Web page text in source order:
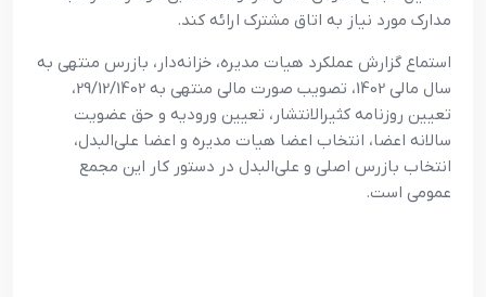
مدارک مورد نیاز به اتاق مشترک ارائه کند.
استماع گزارش عملکرد هیات مدیره، خزانه‌دار، بازرس منتهی به
سال مالی 1402، تصویب صورت مالی منتهی به 29/12/1402،
تعیین روزنامه کثیرالانتشار، تعیین ورودیه و حق عضویت
سالانه اعضا، انتخاب اعضا هیات مدیره و اعضا علی‌البدل،
انتخاب بازرس اصلی و علی‌البدل در دستور کار این مجمع
عمومی است.